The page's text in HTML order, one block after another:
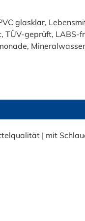
Einsatzbereich: Druckloses